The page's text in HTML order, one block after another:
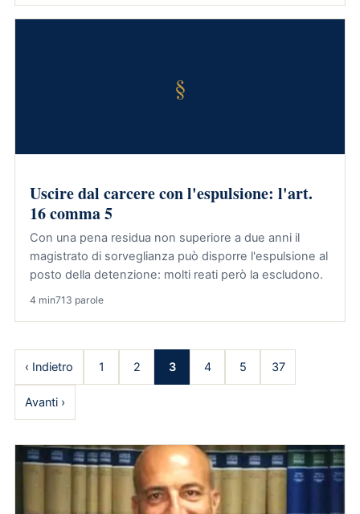
§
Uscire dal carcere con l'espulsione: l'art.
16 comma 5
Con una pena residua non superiore a due anni il
magistrato di sorveglianza può disporre l'espulsione al
posto della detenzione: molti reati però la escludono.
4 min713 parole
‹ Indietro 1 2 3 4 5 37
Avanti ›